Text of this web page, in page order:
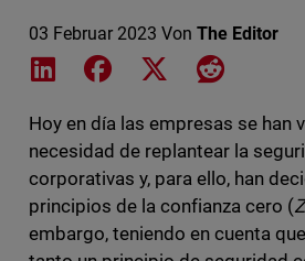
03 Februar 2023 Von The Editor
Share on LinkedIn
Share on Facebook
Share on XShare on
Hoy en día las empresas se han
necesidad de replantear la
corporativas y, para ello, han
principios de la confianza cero (
embargo, teniendo en cuenta